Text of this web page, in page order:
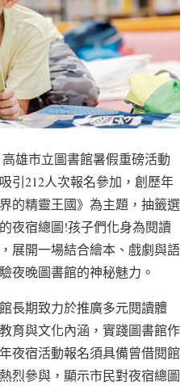
雄市立圖書館暑假重磅活動
引212人次報名參加，創歷年
的精靈王國》為主題，抽籤選
夜宿總圖!孩子們化身為閱讀
展開一場結合繪本、戲劇與語
夜晚圖書館的神秘魅力。
長期致力於推廣多元閱讀體
育與文化內涵，實踐圖書館作
夜宿活動報名須具備曾借閱館
烈參與，顯示市民對夜宿總圖